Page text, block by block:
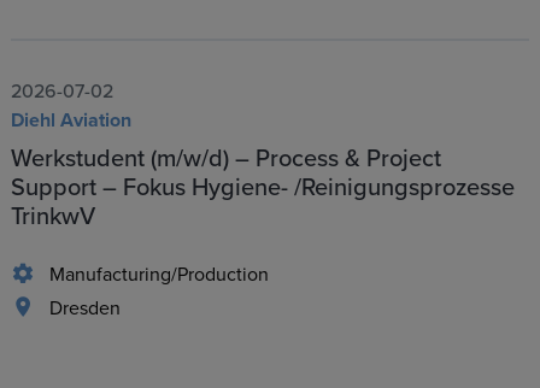
2026-07-02
Diehl Aviation
Werkstudent (m/w/d) – Process & Project
Support – Fokus Hygiene- /Reinigungsprozesse
TrinkwV
Manufacturing/Production
Dresden